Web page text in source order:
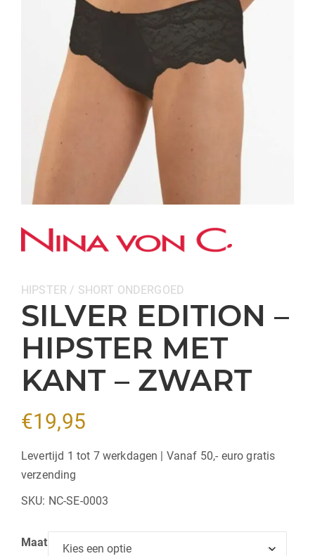
Categorieën:
HIPSTER / SHORT ONDERGOED
SILVER EDITION –
HIPSTER MET
KANT – ZWART
€19,95
Levertijd 1 tot 7 werkdagen | Vanaf 50,- euro gratis
verzending
SKU: NC-SE-0003
Maat